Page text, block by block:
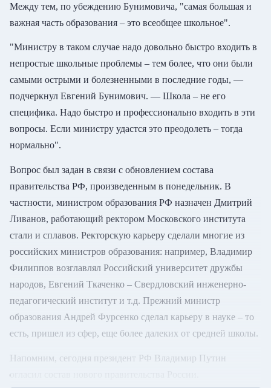
Между тем, по убеждению Бунимовича, "самая большая и
важная часть образования – это всеобщее школьное".
"Министру в таком случае надо довольно быстро входить в
непростые школьные проблемы – тем более, что они были
самыми острыми и болезненными в последние годы, —
подчеркнул Евгений Бунимович. — Школа – не его
специфика. Надо быстро и профессионально входить в эти
вопросы. Если министру удастся это преодолеть – тогда
нормально".
Вопрос был задан в связи с обновлением состава
правительства РФ, произведенным в понедельник. В
частности, министром образования РФ назначен Дмитрий
Ливанов, работающий ректором Московского института
стали и сплавов. Ректорскую карьеру сделали многие из
российских министров образования: например, Владимир
Филиппов возглавлял Российский университет дружбы
народов, Евгений Ткаченко – Свердловский инженерно-
педагогический институт и т.д. Прежний министр
образования Андрей Фурсенко сделал карьеру в науке – то
есть, пришел из сфер, еще более далеких от средней школы.
Напомним, сегодня президент РФ Владимир Путин
огласил состав нового правительства России.